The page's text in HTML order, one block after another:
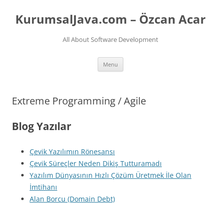
content
KurumsalJava.com – Özcan Acar
All About Software Development
Menu
Extreme Programming / Agile
Blog Yazılar
Çevik Yazılımın Rönesansı
Çevik Süreçler Neden Dikiş Tutturamadı
Yazılım Dünyasının Hızlı Çözüm Üretmek İle Olan
İmtihanı
Alan Borcu (Domain Debt)